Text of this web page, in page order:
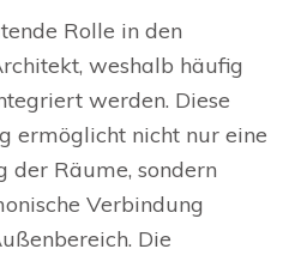
Rolle in den
weshalb häufig
werden. Diese
ermöglicht nicht nur eine
der Räume, sondern
Verbindung
Die